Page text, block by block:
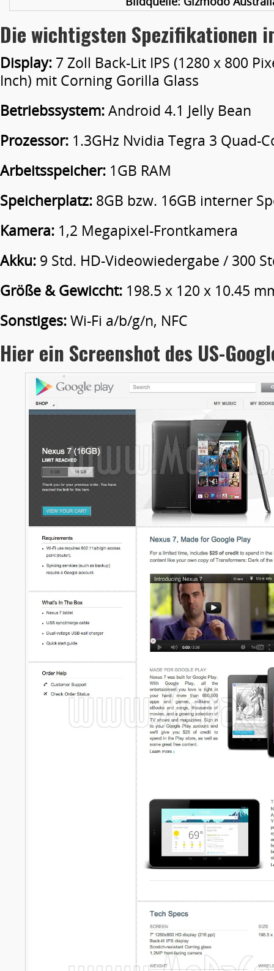
Die wichtigsten Spezifikationen
Display: 7 Zoll Back-Lit IPS (1280 x 800
Inch) mit Corning Gorilla Glass
Betriebssystem:Android 4.1 Jelly Bean
Prozessor: 1.3GHz Nvidia Tegra 3 Quad-
Arbeitsspeicher: 1GB RAM
Speicherplatz: 8GB bzw. 16GB interner
Kamera: 1,2 Megapixel-Frontkamera
Akku: 9 Std. HD-Videowiedergabe / 300
Größe & Gewiccht: 198.5 x 120 x 10.45
Sonstiges:Wi-Fi a/b/g/n, NFC
Hier ein Screenshot des US-